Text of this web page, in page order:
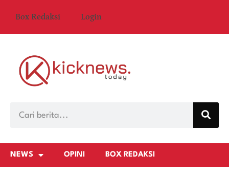
Box Redaksi Login
NEWS OPINI BOX REDAKSI